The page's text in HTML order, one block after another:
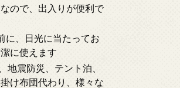
ので、出入りが便利で
に、日光に当たってお
に使えます
震防災、テント泊、
け布団代わり、様々な